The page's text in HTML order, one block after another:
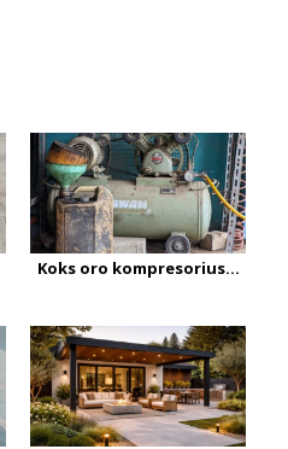
Koks oro kompresorius...